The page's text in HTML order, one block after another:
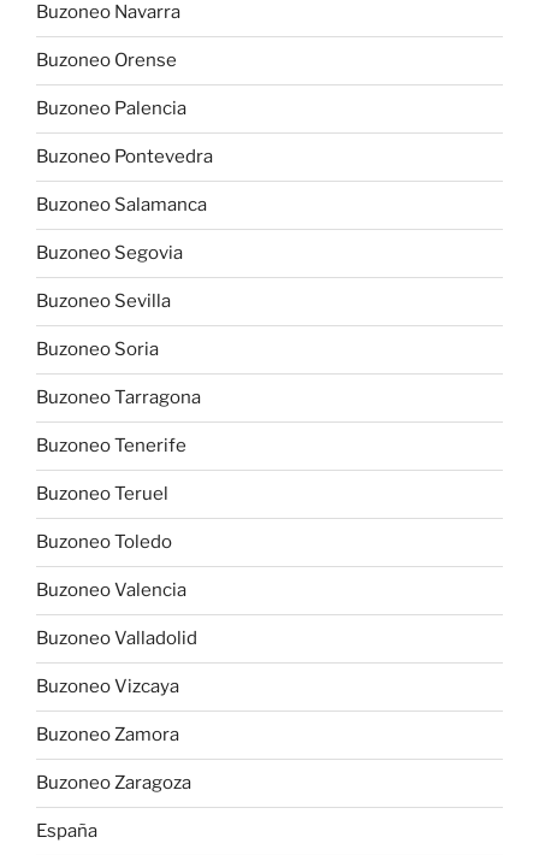
Buzoneo Navarra
Buzoneo Orense
Buzoneo Palencia
Buzoneo Pontevedra
Buzoneo Salamanca
Buzoneo Segovia
Buzoneo Sevilla
Buzoneo Soria
Buzoneo Tarragona
Buzoneo Tenerife
Buzoneo Teruel
Buzoneo Toledo
Buzoneo Valencia
Buzoneo Valladolid
Buzoneo Vizcaya
Buzoneo Zamora
Buzoneo Zaragoza
España